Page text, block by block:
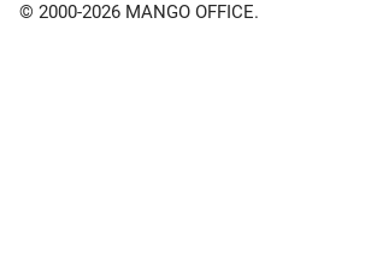
© 2000-2026 MANGO OFFICE.